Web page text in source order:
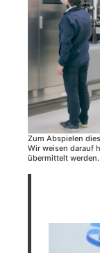
Zum Abspielen
Wir weisen darauf
übermittelt werden.